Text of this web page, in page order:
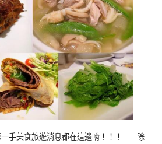
一手美食旅遊消息都在這邊唷！！！ 除